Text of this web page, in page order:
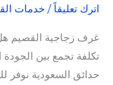
اترك تعليقاً / خدمات
غرف زجاجية القصيم
تكلفة تجمع بين
حدائق السعودية